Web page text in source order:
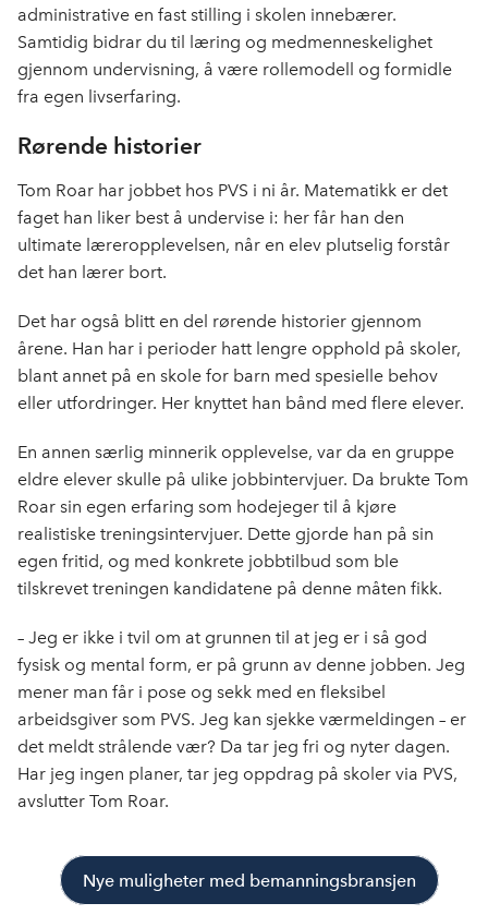
administrative en fast stilling i skolen innebærer.
Samtidig bidrar du til læring og medmenneskelighet
gjennom undervisning, å være rollemodell og formidle
fra egen livserfaring.
Rørende historier
Tom Roar har jobbet hos PVS i ni år. Matematikk er det
faget han liker best å undervise i: her får han den
ultimate læreropplevelsen, når en elev plutselig forstår
det han lærer bort.
Det har også blitt en del rørende historier gjennom
årene. Han har i perioder hatt lengre opphold på skoler,
blant annet på en skole for barn med spesielle behov
eller utfordringer. Her knyttet han bånd med flere elever.
En annen særlig minnerik opplevelse, var da en gruppe
eldre elever skulle på ulike jobbintervjuer. Da brukte Tom
Roar sin egen erfaring som hodejeger til å kjøre
realistiske treningsintervjuer. Dette gjorde han på sin
egen fritid, og med konkrete jobbtilbud som ble
tilskrevet treningen kandidatene på denne måten fikk.
– Jeg er ikke i tvil om at grunnen til at jeg er i så god
fysisk og mental form, er på grunn av denne jobben. Jeg
mener man får i pose og sekk med en fleksibel
arbeidsgiver som PVS. Jeg kan sjekke værmeldingen – er
det meldt strålende vær? Da tar jeg fri og nyter dagen.
Har jeg ingen planer, tar jeg oppdrag på skoler via PVS,
avslutter Tom Roar.
Nye muligheter med bemanningsbransjen